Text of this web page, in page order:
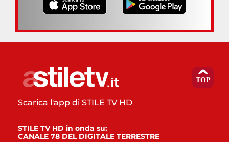
Scarica l'app di STILE TV HD
STILE TV HD in onda su:
CANALE 78 DEL DIGITALE TERRESTRE